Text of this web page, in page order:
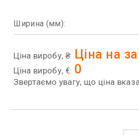
Ширина (мм):
Ціна виробу, ₴: Ціна на
Ціна виробу, €: 0
Звертаємо увагу, що ціна